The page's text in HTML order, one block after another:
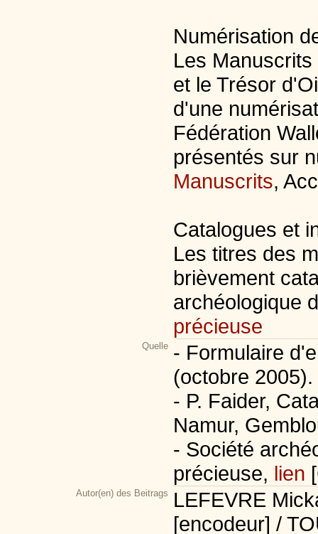
Numérisation
Les
et le Trésor
d'une
Fédération
présentés sur
Manuscrits,
Catalogues et
Les titres des
brièvement
archéologique
précieuse
Quelle - Formulaire
(octobre 2005).
- P. Faider,
Namur,
- Société
précieuse, lien
Autor(en) des Beitrags
LEFEVRE
[encodeur] /